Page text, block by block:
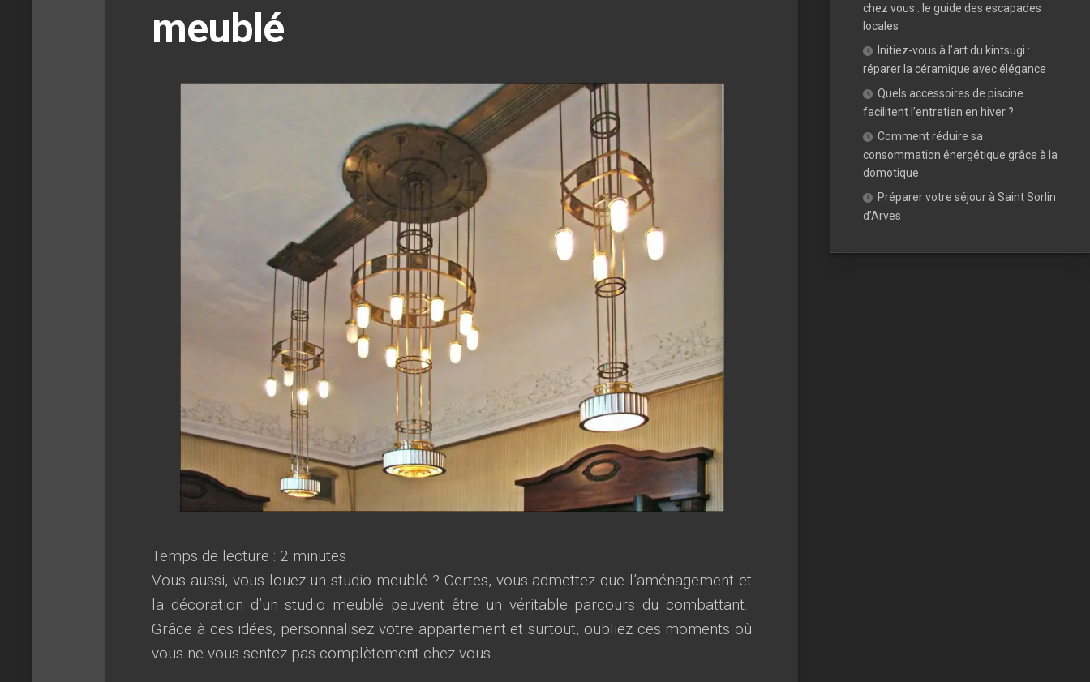
meublé
Temps de lecture : 2 minutes
Vous aussi, vous louez un studio meublé ? Certes, vous admettez que l’aménagement et
la décoration d’un studio meublé peuvent être un véritable parcours du combattant.
Grâce à ces idées, personnalisez votre appartement et surtout, oubliez ces moments où
vous ne vous sentez pas complètement chez vous.
chez vous : le guide des escapades
locales
Initiez-vous à l’art du kintsugi :
réparer la céramique avec élégance
Quels accessoires de piscine
facilitent l’entretien en hiver ?
Comment réduire sa
consommation énergétique grâce à la
domotique
Préparer votre séjour à Saint Sorlin
d’Arves